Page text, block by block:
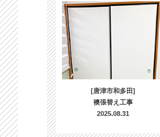
[唐津市和多田]
襖張替え工事
2025.08.31